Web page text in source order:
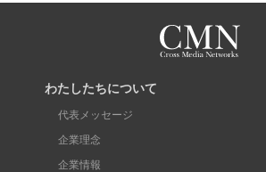
わたしたちについて
代表メッセージ
企業理念
企業情報